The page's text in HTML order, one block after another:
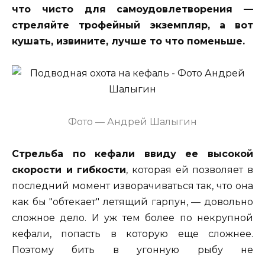
что чисто для самоудовлетворения —
стреляйте трофейный экземпляр, а вот
кушать, извините, лучше то что поменьше.
Фото — Андрей Шалыгин
Стрельба по кефали ввиду ее высокой
скорости и гибкости, которая ей позволяет в
последний момент изворачиваться так, что она
как бы "обтекает" летящий гарпун, — довольно
сложное дело. И уж тем более по некрупной
кефали, попасть в которую еще сложнее.
Поэтому бить в угонную рыбу не